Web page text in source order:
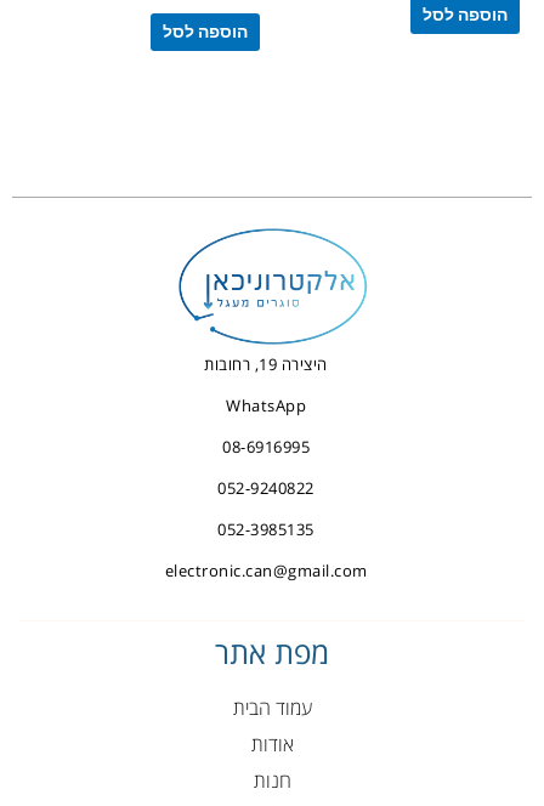
הוספה לסל
הוספה לסל
היצירה 19, רחובות
WhatsApp
08-6916995
052-9240822
052-3985135
electronic.can@gmail.com
מפת אתר
עמוד הבית
אודות
חנות